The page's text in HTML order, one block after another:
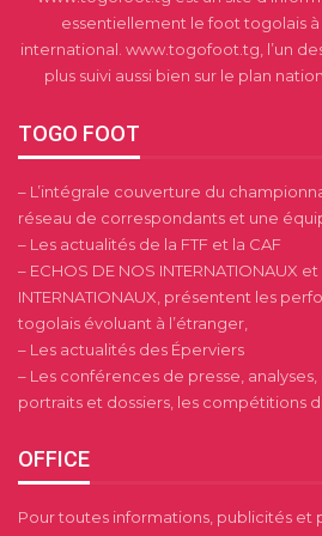
essentiellement le foot togolais à
international. www.togofoot.tg, l’un
plus suivi aussi bien sur le plan
TOGO FOOT
– L’intégrale couverture du
réseau de correspondants et une
– Les actualités de la FTF et la CAF
– ECHOS DE NOS INTERNATIONAUX
INTERNATIONAUX, présentent les
togolais évoluant à l’étranger,
– Les actualités des Éperviers
– Les conférences de presse,
portraits et dossiers, les compétitions
OFFICE
Pour toutes informations, publicités et